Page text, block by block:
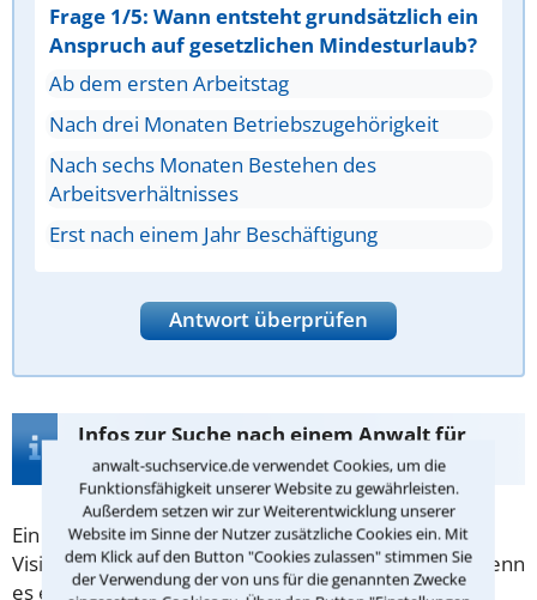
anwalt-suchservice.de verwendet Cookies, um die
Funktionsfähigkeit unserer Website zu gewährleisten.
Außerdem setzen wir zur Weiterentwicklung unserer
Website im Sinne der Nutzer zusätzliche Cookies ein. Mit
dem Klick auf den Button "Cookies zulassen" stimmen Sie
der Verwendung der von uns für die genannten Zwecke
Frage 1/5: Wann entsteht grundsätzlich ein
Anspruch auf gesetzlichen Mindesturlaub?
Ab dem ersten Arbeitstag
Nach drei Monaten Betriebszugehörigkeit
Nach sechs Monaten Bestehen des
Arbeitsverhältnisses
Erst nach einem Jahr Beschäftigung
Antwort überprüfen
Infos zur Suche nach einem Anwalt für
Arbeitszeugnis in Grimma
Ein Arbeitszeugniskann die entscheidende
Visitenkarte für ein neues Arbeitsverhältnis sein - wenn
es entsprechend (positiv) formuliert ist. Obwohl es